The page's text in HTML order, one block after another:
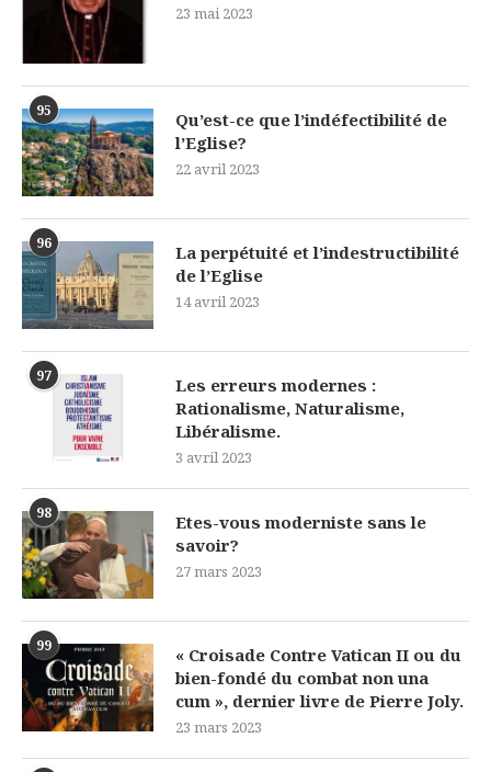
23 mai 2023
95
Qu’est-ce que l’indéfectibilité de
l’Eglise?
22 avril 2023
96
La perpétuité et l’indestructibilité
de l’Eglise
14 avril 2023
97
Les erreurs modernes :
Rationalisme, Naturalisme,
Libéralisme.
3 avril 2023
98
Etes-vous moderniste sans le
savoir?
27 mars 2023
99
« Croisade Contre Vatican II ou du
bien-fondé du combat non una
cum », dernier livre de Pierre Joly.
23 mars 2023